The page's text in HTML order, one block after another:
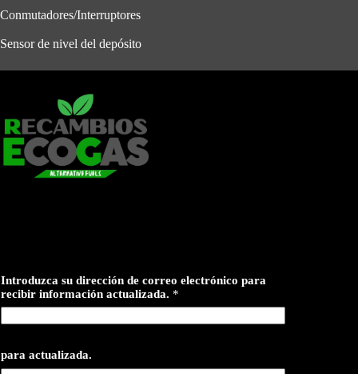
Conmutadores/Interruptores
Sensor de nivel del depósito
Introduzca su dirección de correo electrónico para
recibir información actualizada. *
para actualizada.